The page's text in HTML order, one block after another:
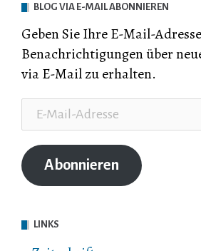
BLOG VIA E-MAIL ABONNIEREN
Geben Sie Ihre E-Mail-
Benachrichtigungen über
via E-Mail zu erhalten.
Mail-
Adresse
Abonnieren
LINKS